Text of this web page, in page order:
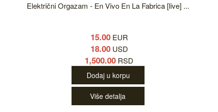
Električni Orgazam - En Vivo En La Fabrica [live] ...
15.00EUR
18.00USD
1,500.00 RSD
Dodaj u korpu
Više detalja